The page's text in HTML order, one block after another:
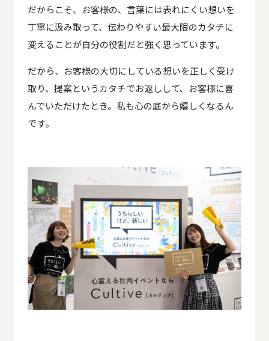
だからこそ、お客様の、言葉には表れにくい想いを
丁寧に汲み取って、伝わりやすい最大限のカタチに
変えることが自分の役割だと強く思っています。
だから、お客様の大切にしている想いを正しく受け
取り、提案というカタチでお返しして、お客様に喜
んでいただけたとき。 私も心の底から嬉しくなるん
です。